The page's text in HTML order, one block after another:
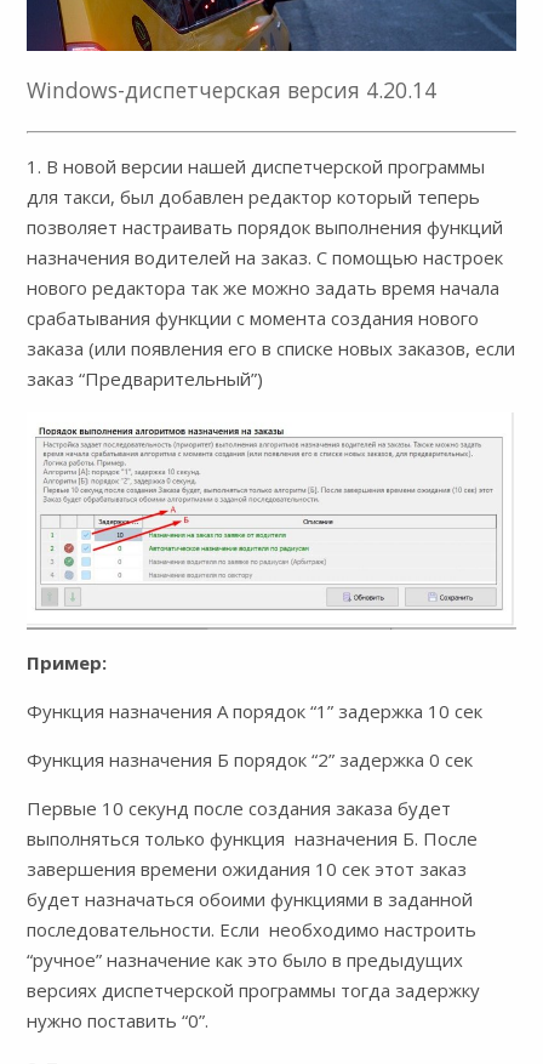
Windows-диспетчерская версия 4.20.14
1. В новой версии нашей диспетчерской программы
для такси, был добавлен редактор который теперь
позволяет настраивать порядок выполнения функций
назначения водителей на заказ. С помощью настроек
нового редактора так же можно задать время начала
срабатывания функции с момента создания нового
заказа (или появления его в списке новых заказов, если
заказ “Предварительный”)
Пример:
Функция назначения A порядок “1” задержка 10 сек
Функция назначения Б порядок “2” задержка 0 сек
Первые 10 секунд после создания заказа будет
выполняться только функция назначения Б. После
завершения времени ожидания 10 сек этот заказ
будет назначаться обоими функциями в заданной
последовательности. Если необходимо настроить
“ручное” назначение как это было в предыдущих
версиях диспетчерской программы тогда задержку
нужно поставить “0”.